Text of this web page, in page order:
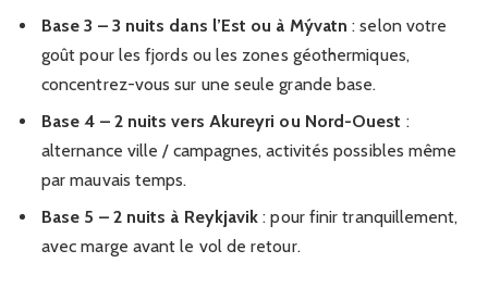
Base 3 – 3 nuits dans l’Est ou à Mývatn : selon votre
goût pour les fjords ou les zones géothermiques,
concentrez-vous sur une seule grande base.
Base 4 – 2 nuits vers Akureyri ou Nord-Ouest :
alternance ville / campagnes, activités possibles même
par mauvais temps.
Base 5 – 2 nuits à Reykjavik : pour finir tranquillement,
avec marge avant le vol de retour.